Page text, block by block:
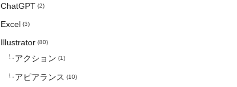
ChatGPT (2)
Excel (3)
Illustrator (80)
アクション (1)
アピアランス (10)